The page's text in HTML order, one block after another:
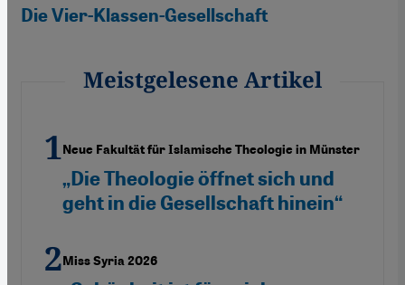
Die Vier-Klassen-Gesellschaft
Meistgelesene Artikel
Neue Fakultät für Islamische Theologie in Münster
„Die Theologie öffnet sich und
geht in die Gesellschaft hinein“
Miss Syria 2026